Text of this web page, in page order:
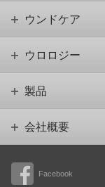
Facebook
ウンドケア
ウロロジー
製品
会社概要